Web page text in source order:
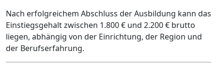
Nach erfolgreichem Abschluss der Ausbildung kann das
Einstiegsgehalt zwischen 1.800 € und 2.200 € brutto
liegen, abhängig von der Einrichtung, der Region und
der Berufserfahrung.